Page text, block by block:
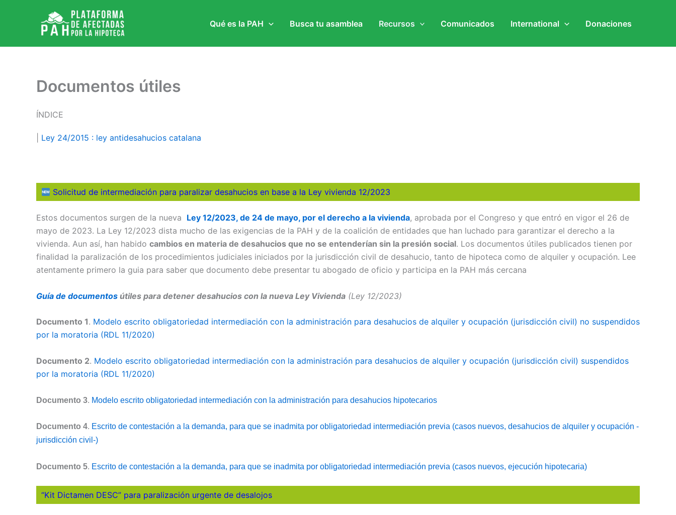
Qué es la PAH Busca tu asamblea Recursos Comunicados International Donaciones
Documentos útiles
ÍNDICE
Ley 24/2015 : ley antidesahucios catalana
Solicitud de intermediación para paralizar desahucios en base a la Ley vivienda 12/2023
Estos documentos surgen de la nueva Ley 12/2023, de 24 de mayo, por el derecho a la vivienda, aprobada por el Congreso y que entró en vigor el 26 de
mayo de 2023. La Ley 12/2023 dista mucho de las exigencias de la PAH y de la coalición de entidades que han luchado para garantizar el derecho a la
vivienda. Aun así, han habido cambios en materia de desahucios que no se entenderían sin la presión social. Los documentos útiles publicados tienen por
finalidad la paralización de los procedimientos judiciales iniciados por la jurisdicción civil de desahucio, tanto de hipoteca como de alquiler y ocupación. Lee
atentamente primero la guia para saber que documento debe presentar tu abogado de oficio y participa en la PAH más cercana
Guía de documentos útiles para detener desahucios con la nueva Ley Vivienda (Ley 12/2023)
Documento 1. Modelo escrito obligatoriedad intermediación con la administración para desahucios de alquiler y ocupación (jurisdicción civil) no suspendidos
por la moratoria (RDL 11/2020)
Documento 2. Modelo escrito obligatoriedad intermediación con la administración para desahucios de alquiler y ocupación (jurisdicción civil) suspendidos
por la moratoria (RDL 11/2020)
Documento 3. Modelo escrito obligatoriedad intermediación con la administración para desahucios hipotecarios
Documento 4. Escrito de contestación a la demanda, para que se inadmita por obligatoriedad intermediación previa (casos nuevos, desahucios de alquiler y ocupación -
jurisdicción civil-)
Documento 5. Escrito de contestación a la demanda, para que se inadmita por obligatoriedad intermediación previa (casos nuevos, ejecución hipotecaria)
“Kit Dictamen DESC” para paralización urgente de desalojos